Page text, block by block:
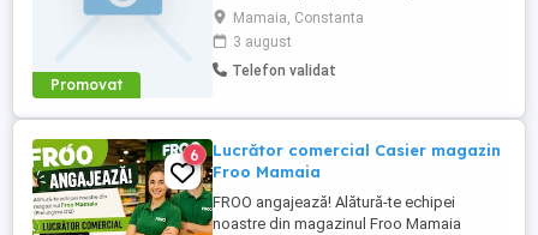
Promovat
vânzător la înghețată și spălător vase.
Candidații ideali trebuie să demonstreze
seriozitate, responsabilitate și abilitatea
de a lucra eficient în echipă. Pentru postul
bune de comunicare, atitudine ...
Mamaia, Constanta
3 august
Telefon validat
6
Lucrător comercial Casier magazin
Froo Mamaia
FROO angajează! Alătură-te echipei
noastre din magazinul Froo Mamaia